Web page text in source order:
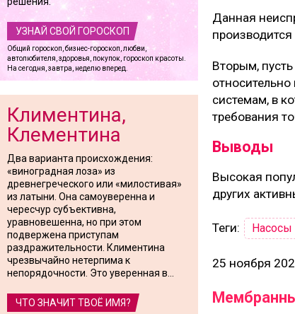
УЗНАЙ СВОЙ ГОРОСКОП
Общий гороскоп, бизнес-гороскоп, любви,
автолюбителя, здоровья, покупок, гороскоп красоты.
На сегодня, завтра, неделю вперед.
Климентина,
Клементина
Два варианта происхождения:
«виноградная лоза» из
древнегреческого или «милостивая»
из латыни. Она самоуверенна и
чересчур субъективна,
уравновешенна, но при этом
подвержена приступам
раздражительности. Климентина
чрезвычайно нетерпима к
непорядочности. Это уверенная в...
ЧТО ЗНАЧИТ ТВОЁ ИМЯ?
Данная
Вторым,
системам, в
требования
Выводы
Высокая
других
Теги: Насосы
25 ноября